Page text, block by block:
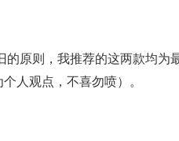
的原则，我推荐的这两款均
人观点，不喜勿喷）。